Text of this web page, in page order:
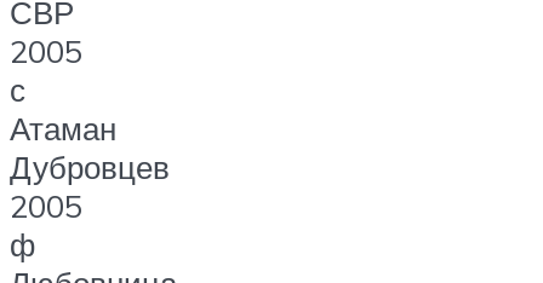
СВР
2005
с
Атаман
Дубровцев
2005
ф